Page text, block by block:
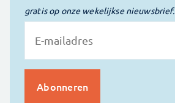
gratis op onze wekelijkse nieuwsbrief.